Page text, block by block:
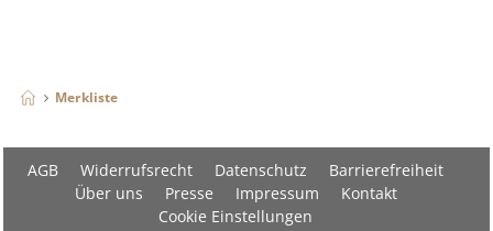
Merkliste
AGB Widerrufsrecht Datenschutz
Barrierefreiheit
Über uns
Presse Impressum
Kontakt
Cookie Einstellungen